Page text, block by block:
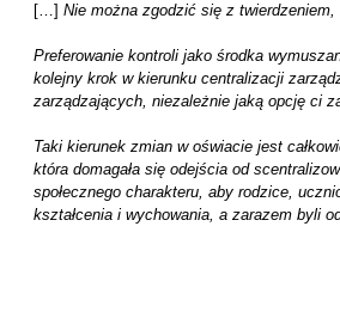
[…] Nie można zgodzić się z
Preferowanie kontroli jako środka
kolejny krok w kierunku centralizacji
zarządzających, niezależnie jaką opcję ci
Taki kierunek zmian w oświacie jest
która domagała się odejścia od
społecznego charakteru, aby rodzice,
kształcenia i wychowania, a zarazem byli